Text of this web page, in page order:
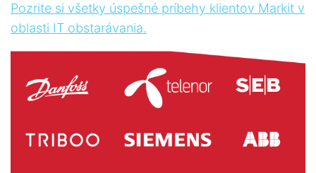
Pozrite si všetky úspešné príbehy klientov Markit v
oblasti IT obstarávania.